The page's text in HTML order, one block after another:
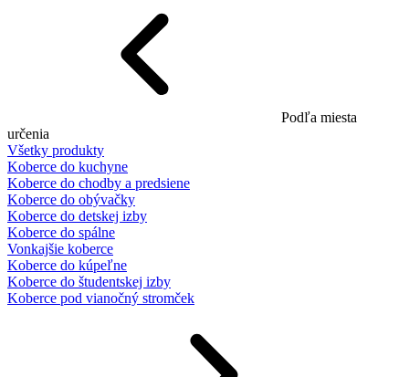
Podľa miesta
určenia
Všetky produkty
Koberce do kuchyne
Koberce do chodby a predsiene
Koberce do obývačky
Koberce do detskej izby
Koberce do spálne
Vonkajšie koberce
Koberce do kúpeľne
Koberce do študentskej izby
Koberce pod vianočný stromček